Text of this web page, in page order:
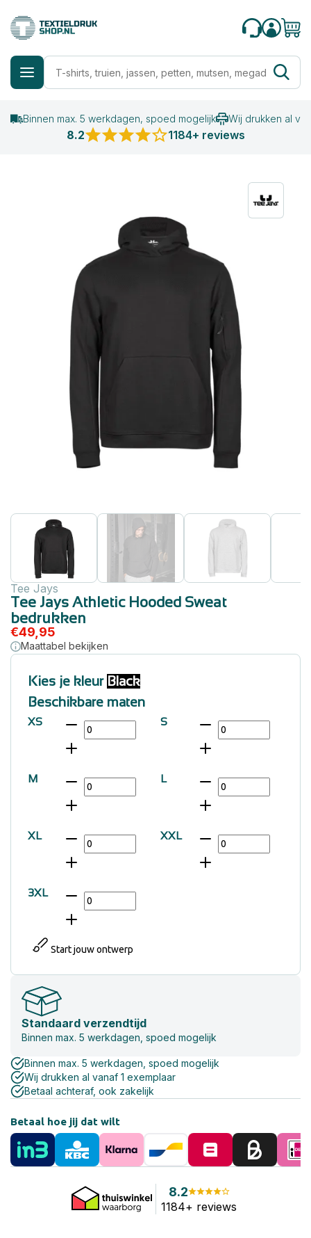
Binnen max. 5 werkdagen, spoed mogelijk Wij drukken al
8.2 1184+ reviews
Tee Jays
Tee Jays Athletic Hooded Sweat
bedrukken
€49,95
Maattabel bekijken
Kies je kleur Black
Beschikbare maten
XS S
M L
XL XXL
3XL
Start jouw ontwerp
Standaard verzendtijd
Binnen max. 5 werkdagen, spoed mogelijk
Binnen max. 5 werkdagen, spoed mogelijk
Wij drukken al vanaf 1 exemplaar
Betaal achteraf, ook zakelijk
Betaal hoe jij dat wilt
8.2
1184+ reviews